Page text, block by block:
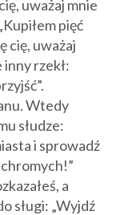
uważaj mnie
pięć
cię, uważaj
rzekł:
Wtedy
słudze:
i sprowadź
a
sługi: „Wyjdź